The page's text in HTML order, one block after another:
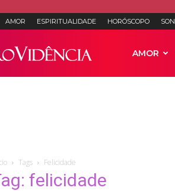
AMOR ESPIRITUALIDADE HORÓSCOPO
AMOR
Tags Felicidade
felicidade